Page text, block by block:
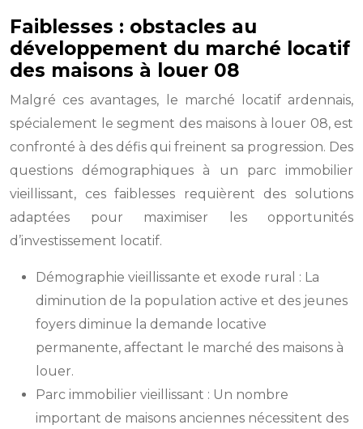
Faiblesses : obstacles au
développement du marché locatif
des maisons à louer 08
Malgré ces avantages, le marché locatif ardennais,
spécialement le segment des maisons à louer 08, est
confronté à des défis qui freinent sa progression. Des
questions démographiques à un parc immobilier
vieillissant, ces faiblesses requièrent des solutions
adaptées pour maximiser les opportunités
d’investissement locatif.
Démographie vieillissante et exode rural : La
diminution de la population active et des jeunes
foyers diminue la demande locative
permanente, affectant le marché des maisons à
louer.
Parc immobilier vieillissant : Un nombre
important de maisons anciennes nécessitent des